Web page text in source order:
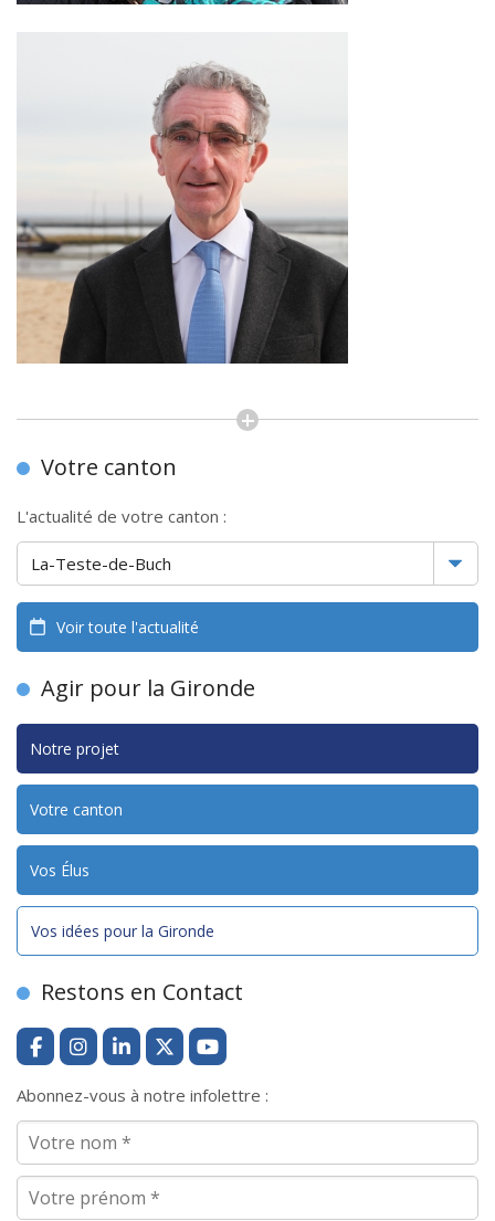
Votre canton
L'actualité de votre canton :
Voir toute l'actualité
Agir pour la Gironde
Notre projet
Votre canton
Vos Élus
Vos idées pour la Gironde
Restons en Contact
Abonnez-vous à notre infolettre :